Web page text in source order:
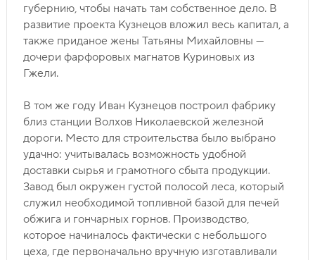
губернию, чтобы начать там собственное дело. В
развитие проекта Кузнецов вложил весь капитал, а
также приданое жены Татьяны Михайловны —
дочери фарфоровых магнатов Куриновых из
Гжели.
В том же году Иван Кузнецов построил фабрику
близ станции Волхов Николаевской железной
дороги. Место для строительства было выбрано
удачно: учитывалась возможность удобной
доставки сырья и грамотного сбыта продукции.
Завод был окружен густой полосой леса, который
служил необходимой топливной базой для печей
обжига и гончарных горнов. Производство,
которое начиналось фактически с небольшого
цеха, где первоначально вручную изготавливали